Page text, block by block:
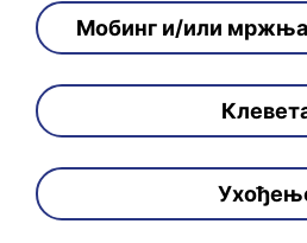
Мобинг и/или мржња